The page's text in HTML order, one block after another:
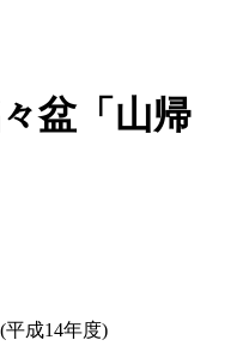
盆「山帰
成14年度)